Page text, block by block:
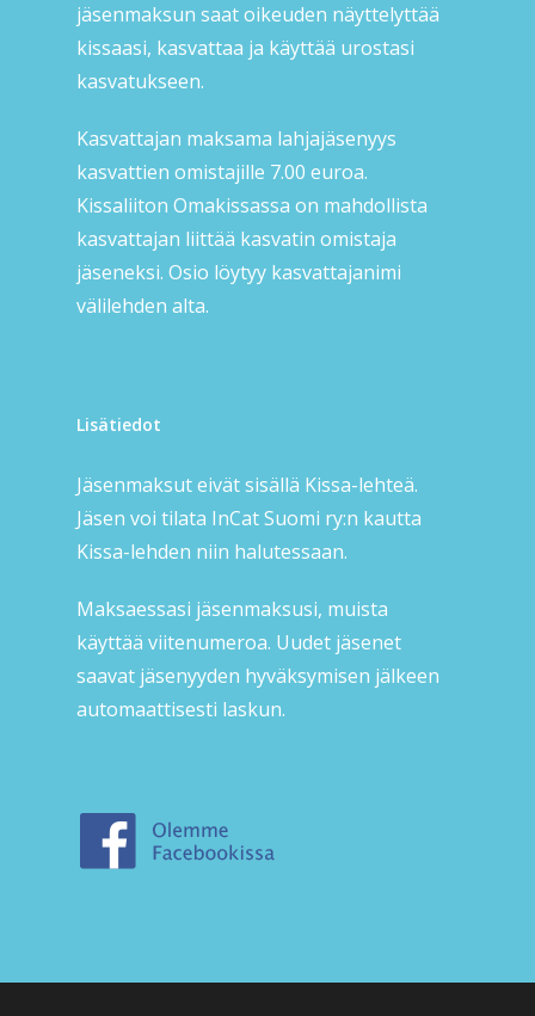
jäsenmaksun saat oikeuden näyttelyttää
kissaasi, kasvattaa ja käyttää urostasi
kasvatukseen.
Kasvattajan maksama lahjajäsenyys
kasvattien omistajille 7.00 euroa.
Kissaliiton Omakissassa on mahdollista
kasvattajan liittää kasvatin omistaja
jäseneksi. Osio löytyy kasvattajanimi
välilehden alta.
Lisätiedot
Jäsenmaksut eivät sisällä Kissa-lehteä.
Jäsen voi tilata InCat Suomi ry:n kautta
Kissa-lehden niin halutessaan.
Maksaessasi jäsenmaksusi, muista
käyttää viitenumeroa. Uudet jäsenet
saavat jäsenyyden hyväksymisen jälkeen
automaattisesti laskun.